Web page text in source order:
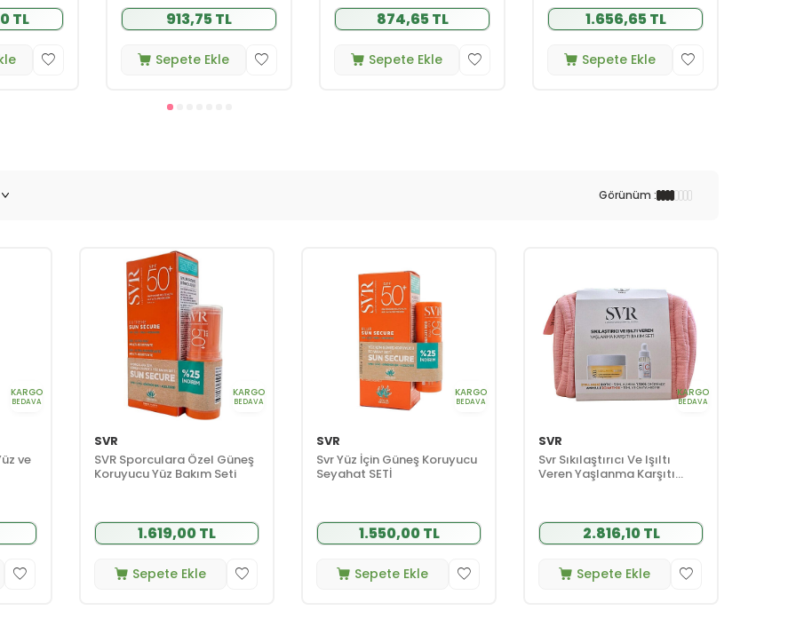
TL 913,75 TL
Sepete Ekle
874,65 TL
Sepete Ekle
1.656,65 TL
Sepete Ekle
Görünüm :
KARGO
BEDAVA
ve
KARGO
BEDAVA
SVR
SVR Sporculara Özel Güneş
Koruyucu Yüz Bakım Seti
1.619,00 TL
Sepete Ekle
KARGO
BEDAVA
SVR
Svr Yüz İçin Güneş Koruyucu
Seyahat SETİ
1.550,00 TL
Sepete Ekle
KARGO
BEDAVA
SVR
Svr Sıkılaştırıcı Ve Işıltı
Veren Yaşlanma Karşıtı
2.816,10 TL
Sepete Ekle